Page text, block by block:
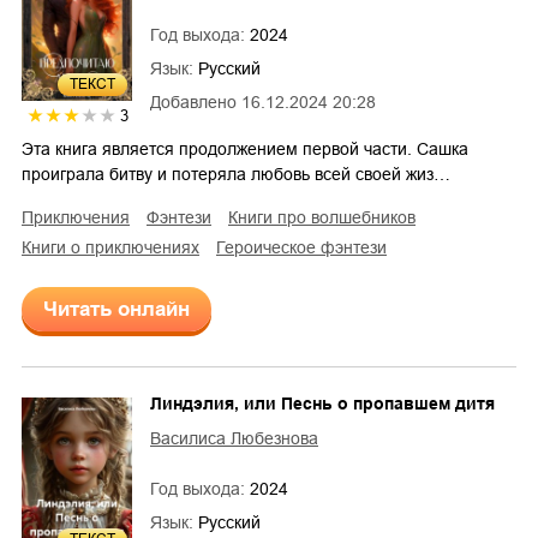
ТЕКСТ
3
Добавлено 16.12.2024 20:28
Год выхода: 2024
Язык: Русский
Эта книга является продолжением первой части. Сашка
проиграла битву и потеряла любовь всей своей жиз…
приключения фэнтези
книги про волшебников
книги о приключениях
героическое фэнтези
Читать онлайн
Линдэлия, или Песнь о пропавшем дитя
Василиса Любезнова
Год выхода: 2024
Язык: Русский